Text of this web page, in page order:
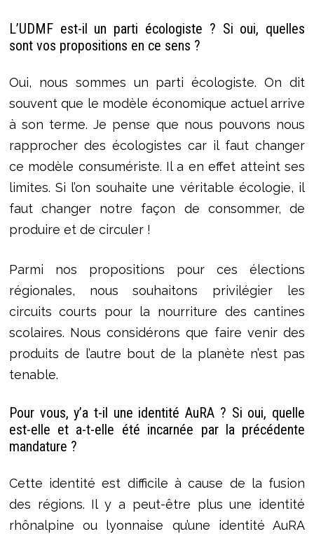
L’UDMF est-il un parti écologiste ? Si oui, quelles
sont vos propositions en ce sens ?
Oui, nous sommes un parti écologiste. On dit
souvent que le modèle économique actuel arrive
à son terme. Je pense que nous pouvons nous
rapprocher des écologistes car il faut changer
ce modèle consumériste. Il a en effet atteint ses
limites. Si l’on souhaite une véritable écologie, il
faut changer notre façon de consommer, de
produire et de circuler !
Parmi nos propositions pour ces élections
régionales, nous souhaitons privilégier les
circuits courts pour la nourriture des cantines
scolaires. Nous considérons que faire venir des
produits de l’autre bout de la planète n’est pas
tenable.
Pour vous, y’a t-il une identité AuRA ? Si oui, quelle
est-elle et a-t-elle été incarnée par la précédente
mandature ?
Cette identité est difficile à cause de la fusion
des régions. Il y a peut-être plus une identité
rhônalpine ou lyonnaise qu’une identité AuRA